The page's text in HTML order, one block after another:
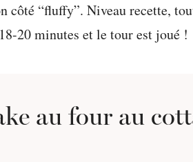
côté “fluffy”. Niveau recette,
20 minutes et le tour est joué !
au four au